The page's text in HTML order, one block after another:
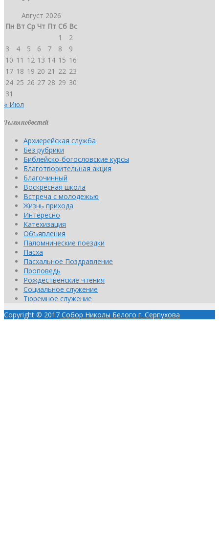
Август 2026
Пн Вт Ср Чт Пт Сб Вс
1
2
3
4 5 6 7 8
9
10 11 12 13 14 15 16
17 18 19 20 21 22 23
24 25 26 27 28 29 30
31
« Июл
Темы новостей
Архиерейская служба
Без рубрики
Библейско-богословские курсы
Благотворительная акция
Благочинный
Воскресная школа
Встреча с молодежью
Жизнь прихода
Интересно
Катехизация
Объявления
Паломнические поездки
Пасха
Пасхальное Поздравление
Проповедь
Рождественские чтения
Социальное служение
Тюремное служение
Copyright © 2017 Собор Николы Белого г. Серпухова